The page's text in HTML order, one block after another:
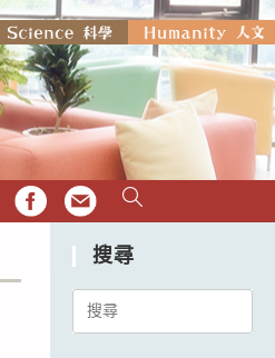
FB EMAIL
搜尋
Search